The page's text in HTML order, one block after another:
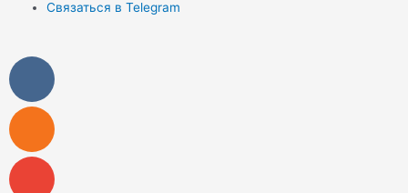
Связаться в Telegram